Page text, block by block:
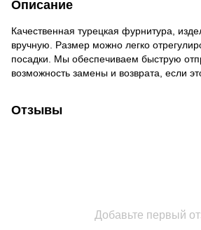
Описание
Качественная турецкая фурнитура,
вручную. Размер можно легко
посадки. Мы обеспечиваем быструю
возможность замены и возврата, если
Отзывы
Добавьте первый